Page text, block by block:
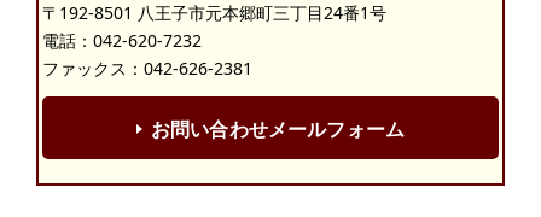
〒192-8501 八王子市元本郷町三丁目24番1号
電話： 042-620-7232
ファックス：042-626-2381
お問い合わせメールフォーム